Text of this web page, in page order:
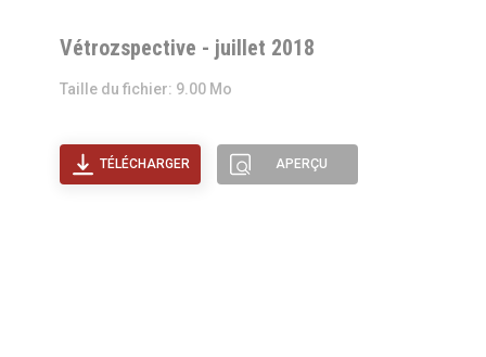
Vétrozspective - juillet 2018
Taille du fichier: 9.00 Mo
TÉLÉCHARGER APERÇU